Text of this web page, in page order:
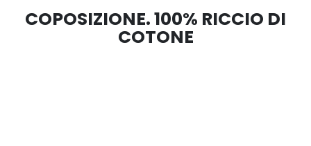
COPOSIZIONE. 100% RICCIO DI
COTONE